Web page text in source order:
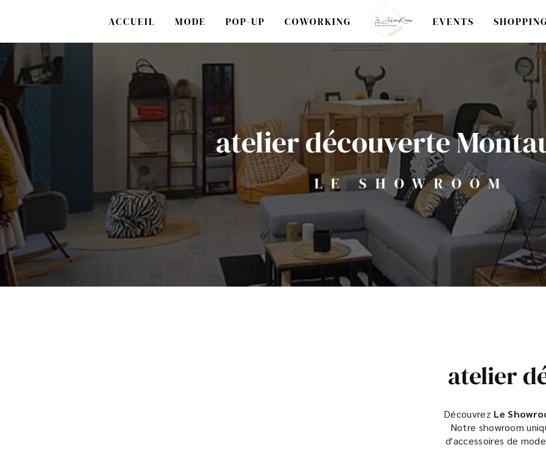
ACCUEIL MODE POP-UP COWORKING EVENTS
atelier découverte
LE SHOWROOM
atelier
Découvrez Le
Notre showroom
d'accessoires de